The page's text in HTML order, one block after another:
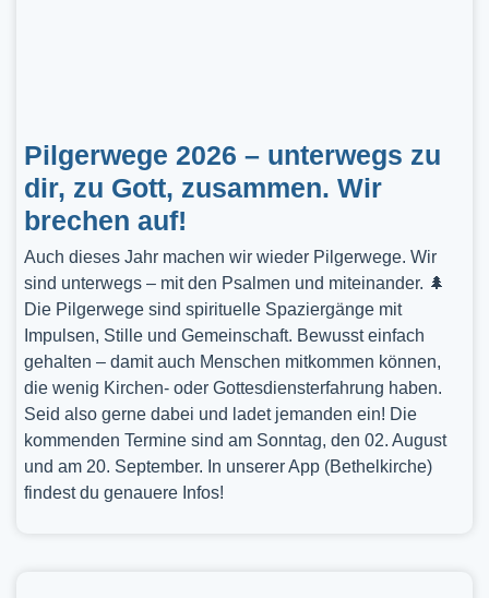
Pilgerwege 2026 – unterwegs zu
dir, zu Gott, zusammen. Wir
brechen auf!
Auch dieses Jahr machen wir wieder Pilgerwege. Wir
sind unterwegs – mit den Psalmen und miteinander. 🌲
Die Pilgerwege sind spirituelle Spaziergänge mit
Impulsen, Stille und Gemeinschaft. Bewusst einfach
gehalten – damit auch Menschen mitkommen können,
die wenig Kirchen- oder Gottesdiensterfahrung haben.
Seid also gerne dabei und ladet jemanden ein! Die
kommenden Termine sind am Sonntag, den 02. August
und am 20. September. In unserer App (Bethelkirche)
findest du genauere Infos!